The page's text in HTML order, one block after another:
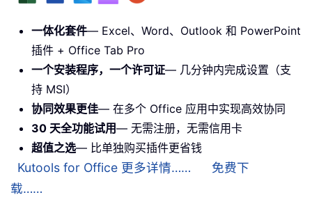
一体化套件— Excel、Word、Outlook 和 PowerPoint
插件 + Office Tab Pro
一个安装程序，一个许可证— 几分钟内完成设置（支
持 MSI）
协同效果更佳— 在多个 Office 应用中实现高效协同
30 天全功能试用— 无需注册，无需信用卡
超值之选— 比单独购买插件更省钱
Kutools for Office 更多详情……
免费下
载……